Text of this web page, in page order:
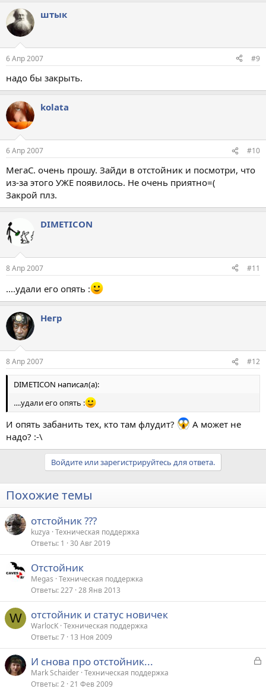
получилось.
у ЖЖ что-то не получается. ;D
штык
6 Апр 2007 #9
надо бы закрыть.
kolata
6 Апр 2007 #10
МегаС. очень прошу. Зайди в отстойник и посмотри, что
из-за этого УЖЕ появилось. Не очень приятно=(
Закрой плз.
DIMETICON
8 Апр 2007 #11
....удали его опять :
Негр
8 Апр 2007 #12
DIMETICON написал(а):
....удали его опять :
И опять забанить тех, кто там флудит?
А может не
надо? :-\
Войдите или зарегистрируйтесь для ответа.
Похожие темы
отстойник ???
kuzya Техническая поддержка
Ответы 1 30 Авг 2019
Отстойник
Megas Техническая поддержка
Ответы 227 28 Янв 2013
W отстойник и статус новичек
WarlocK Техническая поддержка
Ответы 7 13 Ноя 2009
З
И снова про отстойник...
Mark Schaider Техническая поддержка
Ответы 2 21 Фев 2009